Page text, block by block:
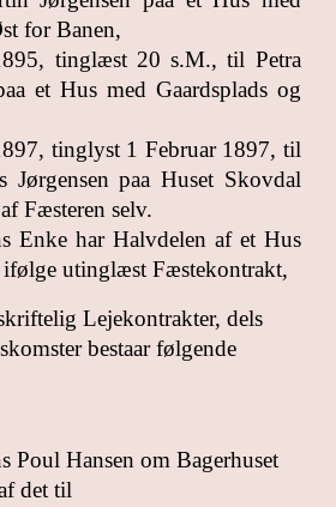
for Banen,
tinglæst 20 s.M., til Petra
et Hus med Gaardsplads og
tinglyst 1 Februar 1897, til
Jørgensen paa Huset Skovdal
Fæsteren selv.
Enke har Halvdelen af et Hus
utinglæst Fæstekontrakt,
Lejekontrakter, dels
bestaar følgende
Poul Hansen om Bagerhuset
det til